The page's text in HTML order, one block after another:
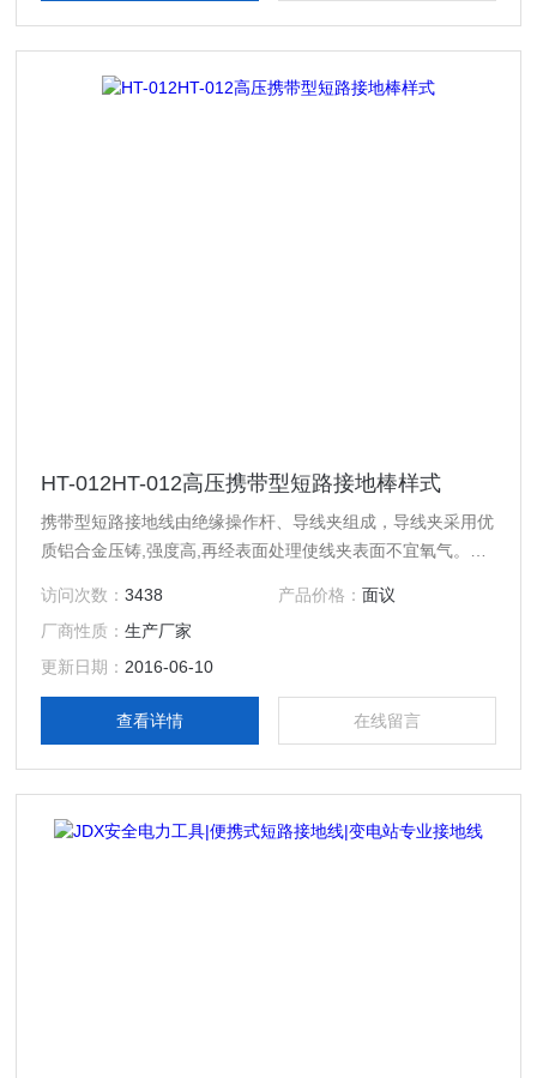
HT-012HT-012高压携带型短路接地棒样式
携带型短路接地线由绝缘操作杆、导线夹组成，导线夹采用优
质铝合金压铸,强度高,再经表面处理使线夹表面不宜氧气。操
量轻、色彩鲜明、外表光滑
访问次数：3438 产品价格： 面议
厂商性质：生产厂家
更新日期： 2016-06-10
查看详情 在线留言